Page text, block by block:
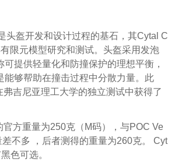
头盔开发和设计过程的基石，其Cytal C
限元模型研究和测试。头盔采用发泡
提供轻量化和防撞保护的理想平衡，
能够帮助在撞击过程中分散力量。此
吉尼亚理工大学的独立测试中获得了
官方重量为250克（M码），与POC Ve
不多 ，后者测得的重量为260克。 Cyt
色可选。